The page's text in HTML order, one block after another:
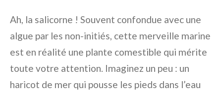
Ah, la salicorne ! Souvent confondue avec une
algue par les non-initiés, cette merveille marine
est en réalité une plante comestible qui mérite
toute votre attention. Imaginez un peu : un
haricot de mer qui pousse les pieds dans l’eau